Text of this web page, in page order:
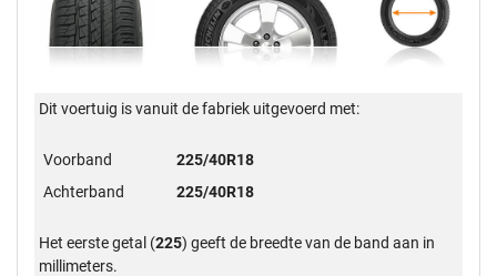
Dit voertuig is vanuit de fabriek uitgevoerd met:
Voorband
225/40R18
Achterband
225/40R18
Het eerste getal (225) geeft de breedte van de band aan in
millimeters.